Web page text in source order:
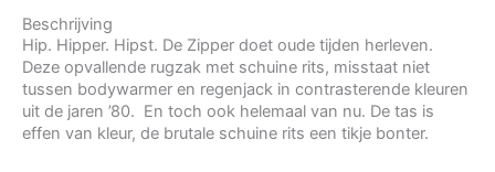
Beschrijving
Hip. Hipper. Hipst. De Zipper doet oude tijden herleven.
Deze opvallende rugzak met schuine rits, misstaat niet
tussen bodywarmer en regenjack in contrasterende kleuren
uit de jaren ’80. En toch ook helemaal van nu. De tas is
effen van kleur, de brutale schuine rits een tikje bonter.